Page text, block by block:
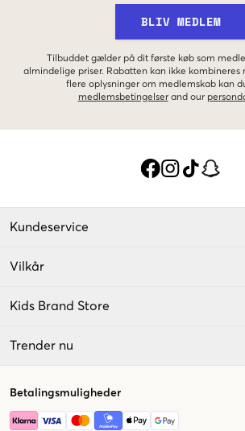
BLIV MEDLEM
Tilbuddet gælder på dit første køb som
almindelige priser. Rabatten kan ikke kombineres
flere oplysninger om medlemskab kan
medlemsbetingelser and our
Kundeservice
Vilkår
Kids Brand Store
Trender nu
Betalingsmuligheder